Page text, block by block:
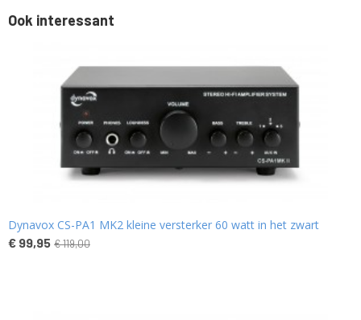
Ook interessant
Dynavox CS-PA1 MK2 kleine versterker 60 watt in het zwart
€ 99,95 € 119,00